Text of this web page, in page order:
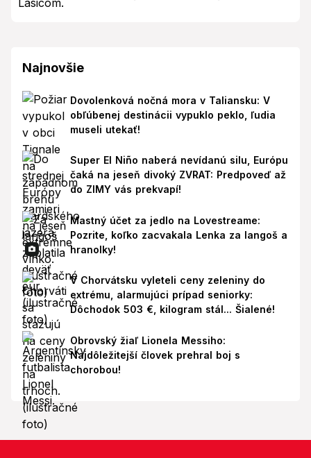
Najnovšie
Dovolenková nočná mora v Taliansku: V
obľúbenej destinácii vypuklo peklo, ľudia
museli utekať!
Super El Niño naberá nevídanú silu, Európu
čaká na jeseň divoký ZVRAT: Predpoveď až
do ZIMY vás prekvapí!
Mastný účet za jedlo na Lovestreame:
Pozrite, koľko zacvakala Lenka za langoš a
hranolky!
V Chorvátsku vyleteli ceny zeleniny do
extrému, alarmujúci prípad seniorky:
Dôchodok 503 €, kilogram stál... Šialené!
Obrovský žiaľ Lionela Messiho:
Najdôležitejší človek prehral boj s
chorobou!